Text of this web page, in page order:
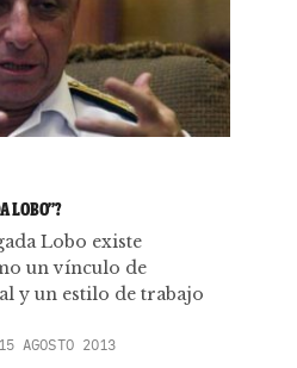
LOBO”?
Lobo existe
un vínculo de
y un estilo de trabajo
15 AGOSTO 2013